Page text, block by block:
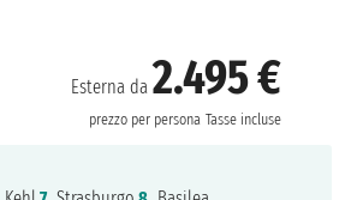
Esterna da2.495 €
prezzo per persona Tasse incluse